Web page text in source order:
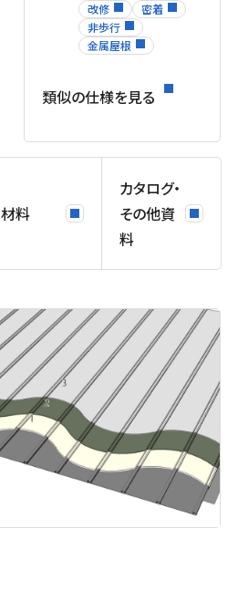
改修
密着
非歩行
金属屋根
類似の仕様を見る
材料
カタログ・
その他資
料